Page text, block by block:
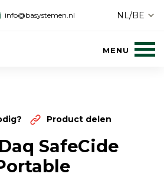
info@basystemen.nl NL/BE
Product delen
SafeCide